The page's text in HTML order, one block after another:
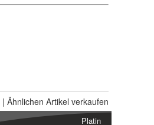
| Ähnlichen Artikel verkaufen
Platin